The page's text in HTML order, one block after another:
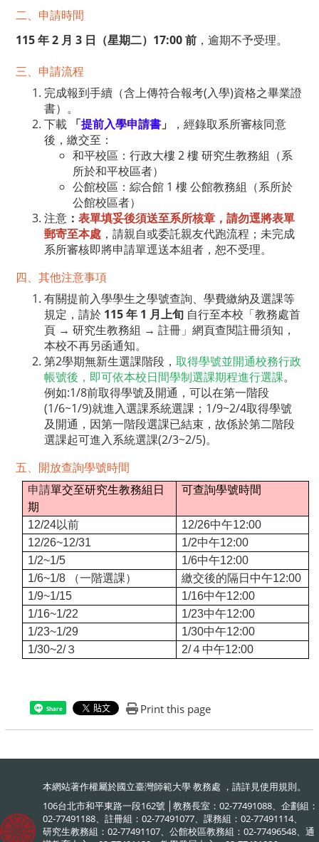
二、申請時間
115 年 2 月 3 日（星期二）17:00 前 ，逾期不予受理。
三、申請流程
完成報到手續（含上傳符合報考(入學)資格之畢業證
書）。
下載 「提前入學申請書」
，經錄取系所審核同意
後，繳交至：
和平校區：行政大樓 2 樓 研究生教務組（系
所於和平校區者）
公館校區：綜合館 1 樓 公館教務組（系所於
公館校區者）
注意 ： 表單填妥後須送至系所核章，請勿逕將表單
郵寄至本處 ，請親自或委託親友代跑流程；未完成
系所審核即將申請單逕送本組者，恕不受理。
四、其他注意事項
有關提前入學學生之學號查詢、學費繳納及選課等
規定，請於 115 年 1 月上旬 自行至本校「教務處首
頁 → 研究生教務組 → 註冊 」網頁查閱註冊須知，
本校不再另函通知。
第2學期無新生選課階段， 取得學號並開通校務行政
帳號後，即可依本校日間學制選課期程進行選課。
例如:1/8前取得學號及開通，可以在第一階段
(1/6~1/9)就進入選課系統選課；1/9~2/4取得學號
及開通，因第一階段選課已結束，故係於第二階段
選課起可進入系統選課(2/3~2/5)。
五、開放查詢學號時間
申請單交至研究生教務組日
期
可查詢學號時間
12/24以前 12/26中午12:00
12/26~12/31
1/2中午12:00
1/2~1/5
1/6中午12:00
1/6~1/8 （一階選課）
繳交後的隔日中午12:00
1/9~1/15
1/16中午12:00
1/16~1/22
1/23中午12:00
1/23~1/29
1/30中午12:00
1/30~2/３
2/４ 中午12:00
Share Print this page
本網站著作權屬於國立臺灣師範大學 教務處 ，請詳見使用規則。
106台北市和平東路一段162號 │教務長室：02-77491088、企劃組：
02-77491188、註冊組：02-77491077、課務組：02-77491114、
研究生教務組：02-77491107、公館校區教務組：02-77496548、通